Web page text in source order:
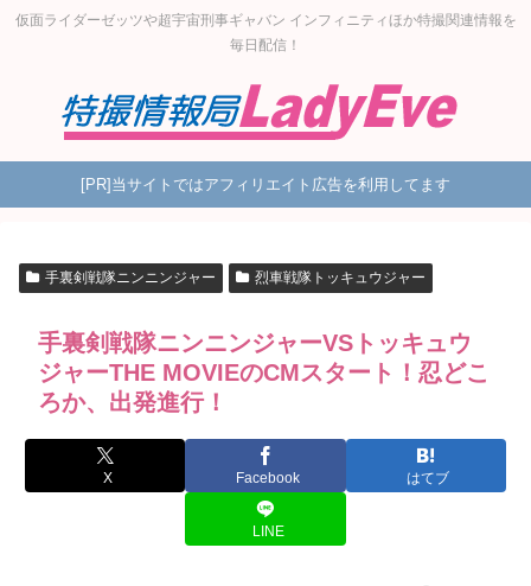
仮面ライダーゼッツや超宇宙刑事ギャバン インフィニティほか特撮関連情報を
毎日配信！
[PR]当サイトではアフィリエイト広告を利用してます
手裏剣戦隊ニンニンジャー 烈車戦隊トッキュウジャー
手裏剣戦隊ニンニンジャーVSトッキュウ
ジャーTHE MOVIEのCMスタート！忍どこ
ろか、出発進行！
X Facebook はてブ
LINE